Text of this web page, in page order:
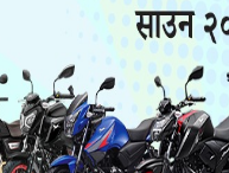
निर्घात
मुद्दा